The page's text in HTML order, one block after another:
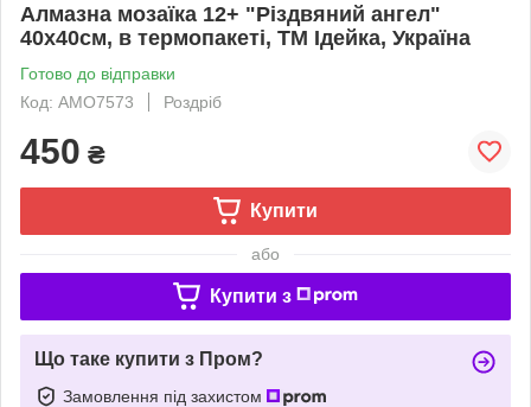
Алмазна мозаїка 12+ "Різдвяний ангел"
40х40см, в термопакеті, ТМ Ідейка, Україна
Готово до відправки
Код: AMO7573
Роздріб
450 ₴
Купити
або
Купити з
Що таке купити з Пром?
Замовлення під захистом